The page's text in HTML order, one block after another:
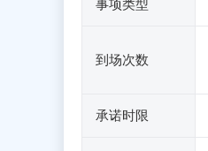
事项类型
到场次数
承诺时限